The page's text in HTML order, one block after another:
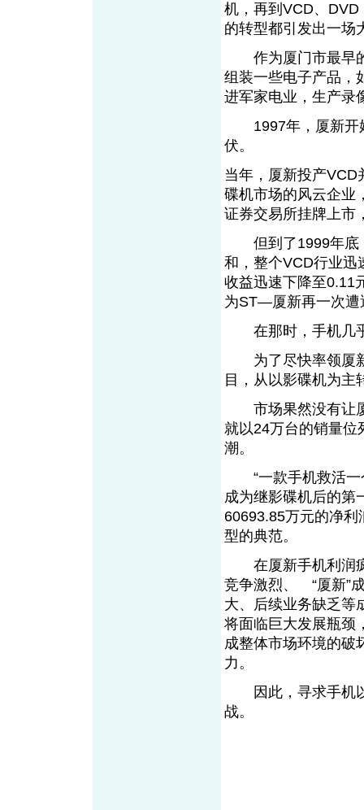
机，再到VCD、
的转型都引发出一
作为厦门市最早的
组装一些电子产品，
进军家电业，生产
1997年，厦新开
伏。
当年，厦新投产VCD
碟机市场的风云企业
证券交易所挂牌上市
但到了1999年底，
和，整个VCD行业迅
收益迅速下降至0.11
为ST—厦新再一次
在那时，手机几
为了尽快率领厦新
目，从以影碟机为
市场果然没有让厦
就以24万台的销量位
潮。
“一款手机救活一
成为继影碟机后的第
60693.85万元的净
型的典范。
在厦新手机利润疯
竞争激烈、 “厦新”
大、后续业务缺乏等
将面临巨大发展瓶颈
成整体市场环境的破
力。
因此，寻求手机以
战。